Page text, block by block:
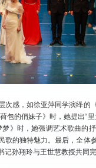
感，如徐亚萍同学演绎的
的俏妹子》时，她提出“
》时，她强调艺术歌曲的
的独特魅力。最后，全体
孙翔玲与王世慧教授共同完